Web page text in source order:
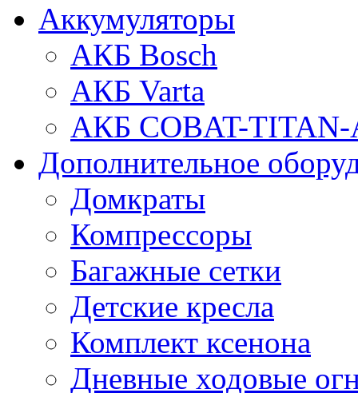
Аккумуляторы
АКБ Bosch
АКБ Varta
АКБ COBAT-
Дополнительное
Домкраты
Компрессоры
Багажные сетки
Детские кресла
Комплект ксенона
Дневные ходовые